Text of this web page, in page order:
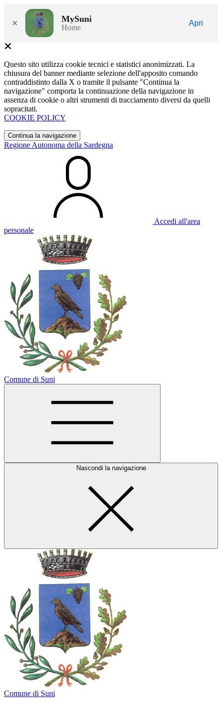
× MySuni
Home
Apri
Questo sito utilizza cookie tecnici e statistici anonimizzati. La
chiusura del banner mediante selezione dell'apposito comando
contraddistinto dalla X o tramite il pulsante "Continua la
navigazione" comporta la continuazione della navigazione in
assenza di cookie o altri strumenti di tracciamento diversi da quelli
sopracitati.
COOKIE POLICY
Continua la navigazione
Regione Autonoma della Sardegna
Accedi all'area
personale
Comune di Suni
Nascondi la navigazione
Comune di Suni